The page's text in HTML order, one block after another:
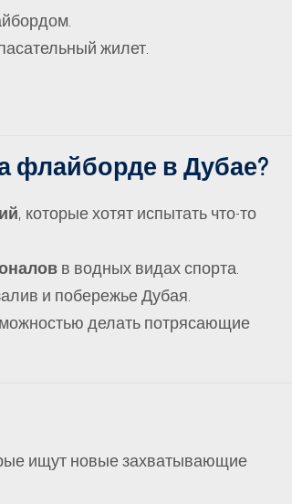
жилет.
флайборде в Дубае?
, которые хотят испытать что-то
в водных видах спорта.
и побережье Дубая.
делать потрясающие
ищут новые захватывающие